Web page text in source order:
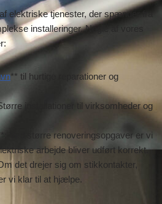
elektriske tjenester, der spænder fra
installeringer. Nogle af vores
** til hurtige reparationer og
installationer til virksomheder og
Ved større renoveringsopgaver er vi
arbejde bliver udført korrekt.
det drejer sig om stikkontakter,
vi klar til at hjælpe.